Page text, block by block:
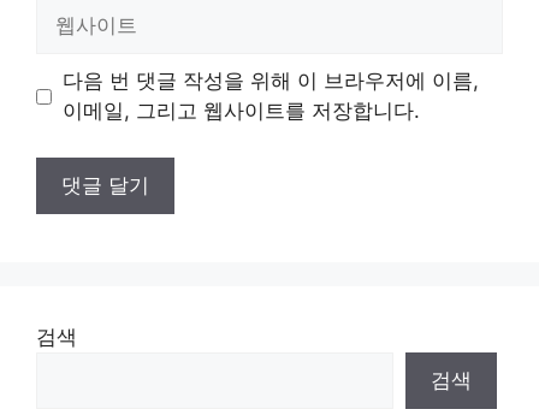
트
다음 번 댓글 작성을 위해 이 브라우저에 이름,
이메일, 그리고 웹사이트를 저장합니다.
검색
검색